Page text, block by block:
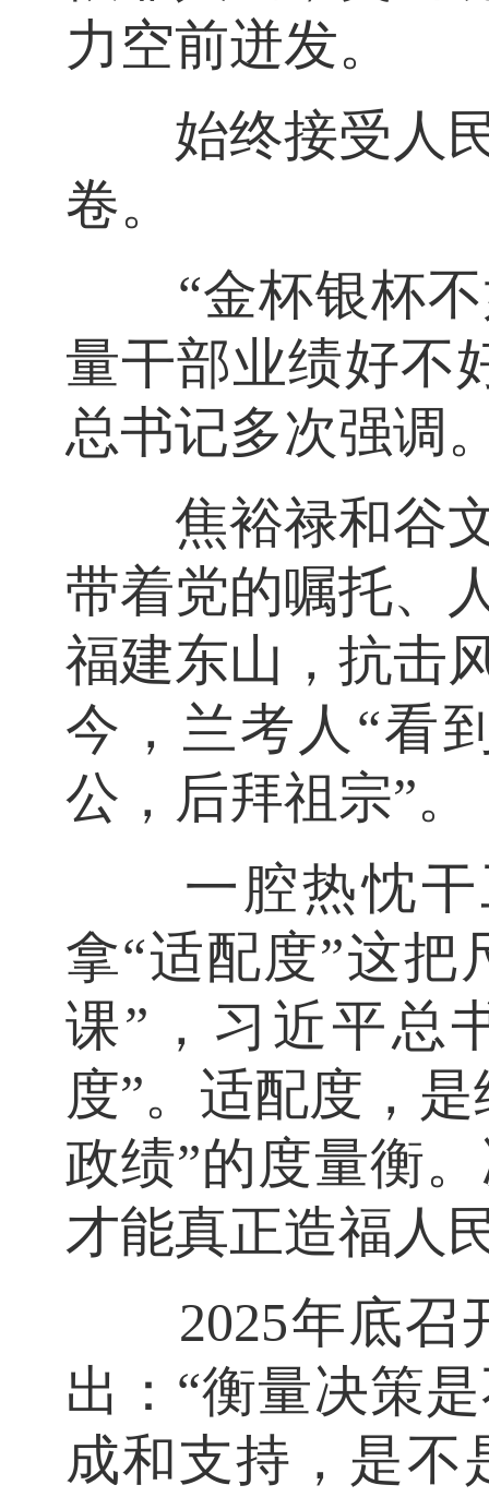
力空前迸发。
始终接受人民
卷。
“金杯银杯不
量干部业绩好不
总书记多次强调
焦裕禄和谷文
带着党的嘱托、
福建东山，抗击
今，兰考人“看
公，后拜祖宗”。
一腔热忱干
拿“适配度”这把
课”，习近平总
度”。适配度，
政绩”的度量衡
才能真正造福人
2025年底召开
出：“衡量决策
成和支持，是不